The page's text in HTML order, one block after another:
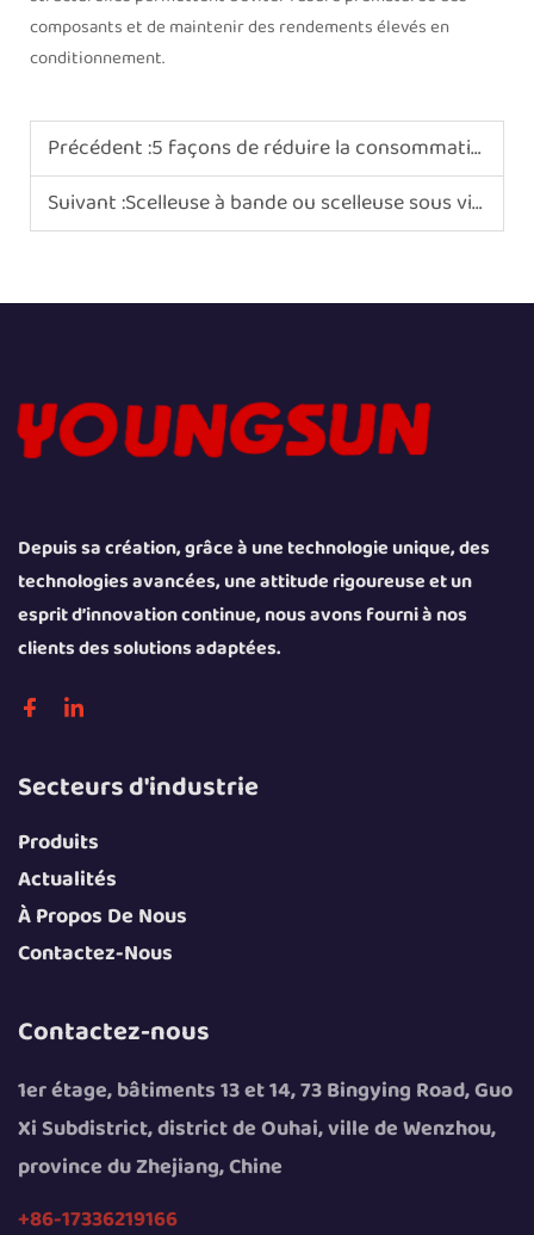
composants et de maintenir des rendements élevés en
conditionnement.
Précédent :5 façons de réduire la consommation d’énergie dans un tunnel de rétraction
Suivant :Scelleuse à bande ou scelleuse sous vide : laquelle convient le mieux à vos aliments secs ?
Depuis sa création, grâce à une technologie unique, des
technologies avancées, une attitude rigoureuse et un
esprit d’innovation continue, nous avons fourni à nos
clients des solutions adaptées.
Secteurs d'industrie
Produits
Actualités
À Propos De Nous
Contactez-Nous
Contactez-nous
1er étage, bâtiments 13 et 14, 73 Bingying Road, Guo
Xi Subdistrict, district de Ouhai, ville de Wenzhou,
province du Zhejiang, Chine
+86-17336219166